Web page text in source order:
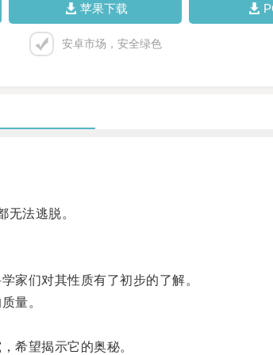
苹果下载
安卓市场，安全绿色
法逃脱。
们对其性质有了初步的了解。
量。
希望揭示它的奥秘。